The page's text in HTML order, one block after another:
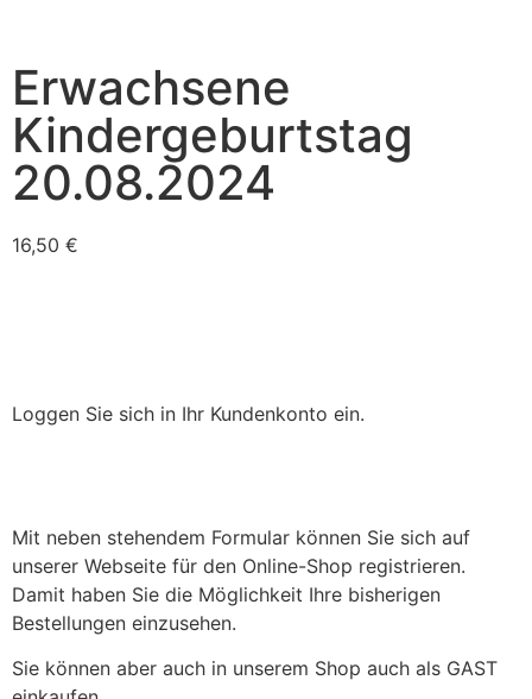
Erwachsene
Kindergeburtstag
20.08.2024
16,50 €
Loggen Sie sich in Ihr Kundenkonto ein.
Mit neben stehendem Formular können Sie sich auf
unserer Webseite für den Online-Shop registrieren.
Damit haben Sie die Möglichkeit Ihre bisherigen
Bestellungen einzusehen.
Sie können aber auch in unserem Shop auch als GAST